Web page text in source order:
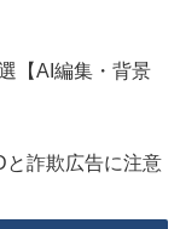
【AI編集・背景
詐欺広告に注意